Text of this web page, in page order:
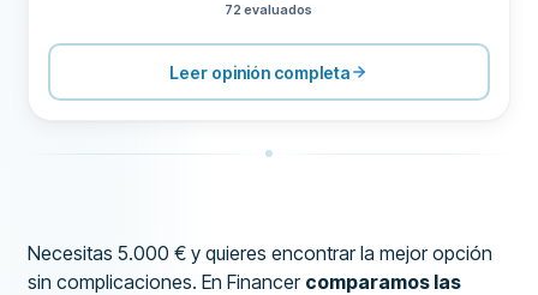
72 evaluados
CONDICIONES 100
Leer opinión completa
Necesitas 5.000 € y quieres encontrar la mejor opción
sin complicaciones. En Financer comparamos las